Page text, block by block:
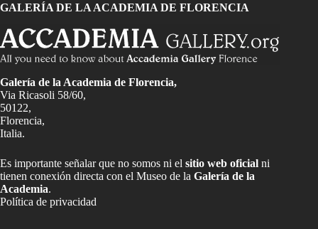
GALERÍA DE LA ACADEMIA DE FLORENCIA
Galería de la Academia de Florencia,
Via Ricasoli 58/60,
50122,
Florencia,
Italia.
Es importante señalar que no somos ni el sitio web oficial ni
tienen conexión directa con el Museo de la Galería de la
Academia.
Política de privacidad